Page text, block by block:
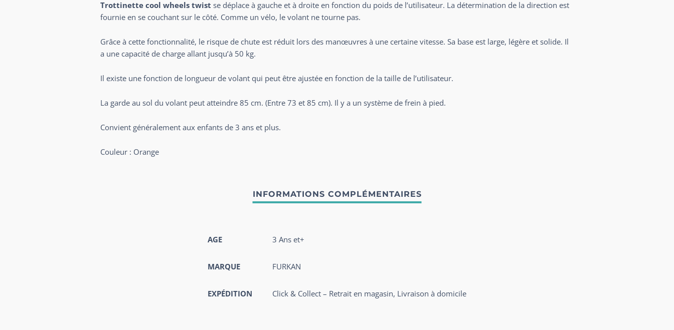
Trottinette cool wheels twist se déplace à gauche et à droite en fonction du poids de l’utilisateur. La détermination de la direction est
fournie en se couchant sur le côté. Comme un vélo, le volant ne tourne pas.
Grâce à cette fonctionnalité, le risque de chute est réduit lors des manœuvres à une certaine vitesse. Sa base est large, légère et solide. Il
a une capacité de charge allant jusqu’à 50 kg.
Il existe une fonction de longueur de volant qui peut être ajustée en fonction de la taille de l’utilisateur.
La garde au sol du volant peut atteindre 85 cm. (Entre 73 et 85 cm). Il y a un système de frein à pied.
Convient généralement aux enfants de 3 ans et plus.
Couleur : Orange
AGE 3 Ans et+
MARQUE FURKAN
EXPÉDITION Click & Collect – Retrait en magasin, Livraison à domicile